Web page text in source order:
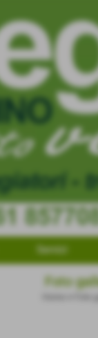
Servizi
Foto